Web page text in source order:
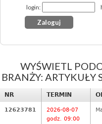
login:
WYŚWIETL
BRANŻY: ARTYKUŁY
NR TERMIN
12623781
2026-08-07
godz. 09:00